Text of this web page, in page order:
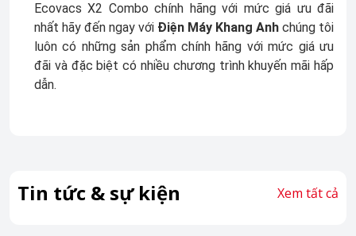
Ecovacs X2 Combo chính hãng với mức giá ưu đãi
nhất hãy đến ngay với Điện Máy Khang Anh chúng tôi
luôn có những sản phẩm chính hãng với mức giá ưu
đãi và đặc biệt có nhiều chương trình khuyến mãi hấp
dẫn.
Tin tức & sự kiện Xem tất cả